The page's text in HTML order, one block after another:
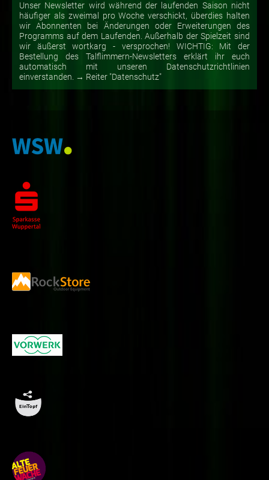
Unser Newsletter wird während der laufenden Saison nicht
häufiger als zweimal pro Woche verschickt, überdies halten
wir Abonnenten bei Änderungen oder Erweiterungen des
Programms auf dem Laufenden. Außerhalb der Spielzeit sind
wir äußerst wortkarg - versprochen! WICHTIG: Mit der
Bestellung des Talflimmern-Newsletters erklärt ihr euch
automatisch mit unseren Datenschutzrichtlinien
einverstanden. → Reiter "Datenschutz"